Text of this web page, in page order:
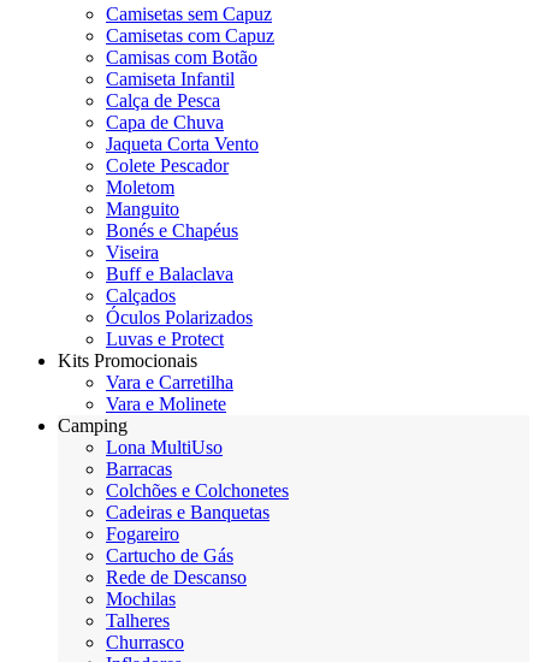
Camisetas sem Capuz
Camisetas com Capuz
Camisas com Botão
Camiseta Infantil
Calça de Pesca
Capa de Chuva
Jaqueta Corta Vento
Colete Pescador
Moletom
Manguito
Bonés e Chapéus
Viseira
Buff e Balaclava
Calçados
Óculos Polarizados
Luvas e Protect
Kits Promocionais
Vara e Carretilha
Vara e Molinete
Camping
Lona MultiUso
Barracas
Colchões e Colchonetes
Cadeiras e Banquetas
Fogareiro
Cartucho de Gás
Rede de Descanso
Mochilas
Talheres
Churrasco